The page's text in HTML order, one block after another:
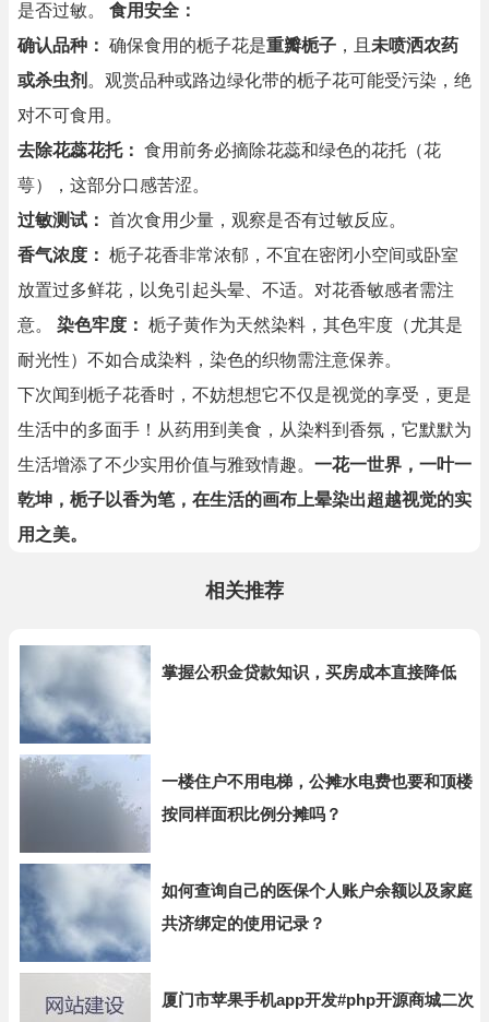
是否过敏。 食用安全：
确认品种： 确保食用的栀子花是重瓣栀子 ，且 未喷洒农药
或杀虫剂 。观赏品种或路边绿化带的栀子花可能受污染，绝
对不可食用。
去除花蕊花托： 食用前务必摘除花蕊和绿色的花托（花
萼），这部分口感苦涩。
过敏测试： 首次食用少量，观察是否有过敏反应。
香气浓度： 栀子花香非常浓郁，不宜在密闭小空间或卧室
放置过多鲜花，以免引起头晕、不适。对花香敏感者需注
意。 染色牢度： 栀子黄作为天然染料，其色牢度（尤其是
耐光性）不如合成染料，染色的织物需注意保养。
下次闻到栀子花香时，不妨想想它不仅是视觉的享受，更是
生活中的多面手！从药用到美食，从染料到香氛，它默默为
生活增添了不少实用价值与雅致情趣。 一花一世界，一叶一
乾坤，栀子以香为笔，在生活的画布上晕染出超越视觉的实
用之美。
相关推荐
掌握公积金贷款知识，买房成本直接降低
一楼住户不用电梯，公摊水电费也要和顶楼
按同样面积比例分摊吗？
如何查询自己的医保个人账户余额以及家庭
共济绑定的使用记录？
厦门市苹果手机app开发#php开源商城二次